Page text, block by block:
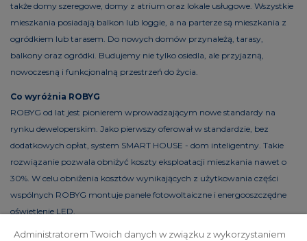
także domy szeregowe, domy z atrium oraz lokale usługowe. Wszystkie
mieszkania posiadają balkon lub loggie, a na parterze są mieszkania z
ogródkiem lub tarasem. Do nowych domów przynależą, tarasy,
balkony oraz ogródki. Budujemy nie tylko osiedla, ale przyjazną,
nowoczesną i funkcjonalną przestrzeń do życia.
Co wyróżnia ROBYG
ROBYG od lat jest pionierem wprowadzającym nowe standardy na
rynku deweloperskim. Jako pierwszy oferował w standardzie, bez
dodatkowych opłat, system SMART HOUSE - dom inteligentny. Takie
rozwiązanie pozwala obniżyć koszty eksploatacji mieszkania nawet o
30%. W celu obniżenia kosztów wynikających z użytkowania części
wspólnych ROBYG montuje panele fotowoltaiczne i energooszczędne
oświetlenie LED.
Administratorem Twoich danych w związku z wykorzystaniem